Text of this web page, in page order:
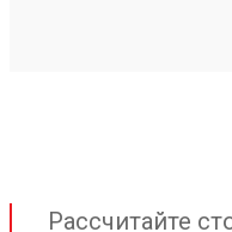
Рассчитайте